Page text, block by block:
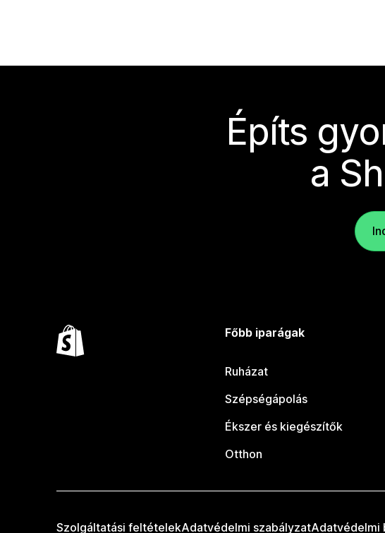
Építs
a
Főbb iparágak
Ruházat
Szépségápolás
Ékszer és kiegészítők
Otthon
Szolgáltatási feltételekAdatvédelmi szabályzatAdatvédelmi